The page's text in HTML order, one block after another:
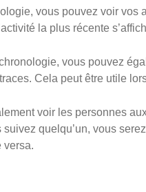
vous pouvez voir vos
la plus récente
vous pouvez
Cela peut être utile
voir les personnes
quelqu’un, vous
versa.